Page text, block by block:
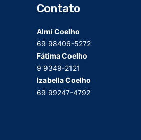
Contato
Almi Coelho
69 98406-5272
Fátima Coelho
9 9349-2121
Izabella Coelho
69 99247-4792